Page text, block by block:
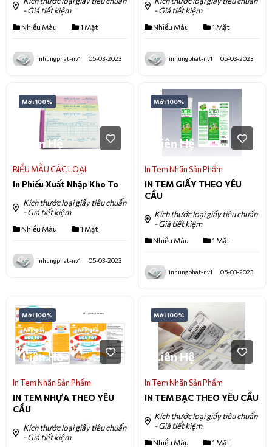
- Giá tiết kiệm
Nhiều Màu 1 Mặt
inhungphat-nv1 05-03-2023
- Giá tiết kiệm
Nhiều Màu 1 Mặt
inhungphat-nv1 05-03-2023
Mới 100%
Liên Hệ
BIỂU MẪU CÁC LOẠI
In Phiếu Xuất Nhập Kho To
Kích thước loại giấy tiêu chuẩn
- Giá tiết kiệm
Nhiều Màu 1 Mặt
inhungphat-nv1 05-03-2023
Mới 100%
Liên Hệ
In Tem Nhãn Sản Phẩm
IN TEM GIẤY THEO YÊU
CẦU
Kích thước loại giấy tiêu chuẩn
- Giá tiết kiệm
Nhiều Màu 1 Mặt
inhungphat-nv1 05-03-2023
Mới 100%
Liên Hệ
In Tem Nhãn Sản Phẩm
IN TEM NHỰA THEO YÊU
CẦU
Kích thước loại giấy tiêu chuẩn
- Giá tiết kiệm
Mới 100%
Liên Hệ
In Tem Nhãn Sản Phẩm
IN TEM BẠC THEO YÊU CẦU
Kích thước loại giấy tiêu chuẩn
- Giá tiết kiệm
Nhiều Màu 1 Mặt